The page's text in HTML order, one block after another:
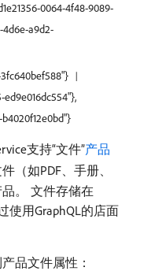
0064-4f48-9089-
4d6e-a9d2-
ed9e016dc554"},
支持“文件”产品
（如PDF、手册、
。 文件存储在
使用GraphQL的店面
品文件属性：